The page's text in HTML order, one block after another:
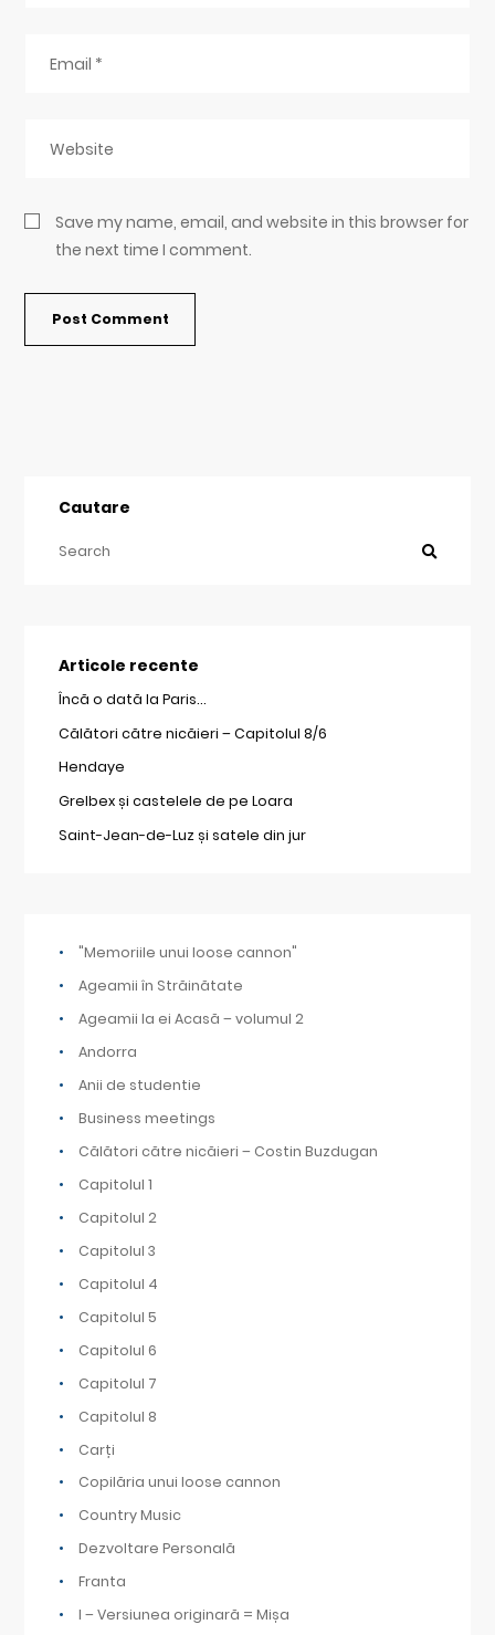
Save my name, email, and website in this browser for
the next time I comment.
Cautare
Articole recente
Încă o dată la Paris…
Călători către nicăieri – Capitolul 8/6
Hendaye
Grelbex și castelele de pe Loara
Saint-Jean-de-Luz și satele din jur
"Memoriile unui loose cannon"
Ageamii în Străinătate
Ageamii la ei Acasă – volumul 2
Andorra
Anii de studentie
Business meetings
Călători către nicăieri – Costin Buzdugan
Capitolul 1
Capitolul 2
Capitolul 3
Capitolul 4
Capitolul 5
Capitolul 6
Capitolul 7
Capitolul 8
Carți
Copilăria unui loose cannon
Country Music
Dezvoltare Personală
Franta
I – Versiunea originară = Mișa